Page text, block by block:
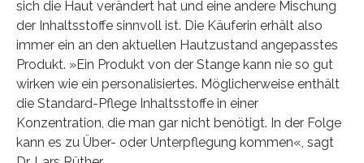
sich die Haut verändert hat und eine andere Mischung
der Inhaltsstoffe sinnvoll ist. Die Käuferin erhält also
immer ein an den aktuellen Hautzustand angepasstes
Produkt. »Ein Produkt von der Stange kann nie so gut
wirken wie ein personalisiertes. Möglicherweise enthält
die Standard-Pflege Inhaltsstoffe in einer
Konzentration, die man gar nicht benötigt. In der Folge
kann es zu Über- oder Unterpflegung kommen«, sagt